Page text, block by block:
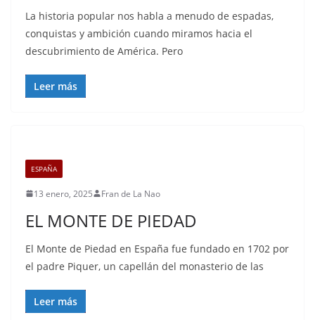
La historia popular nos habla a menudo de espadas,
conquistas y ambición cuando miramos hacia el
descubrimiento de América. Pero
Leer más
ESPAÑA
13 enero, 2025 Fran de La Nao
EL MONTE DE PIEDAD
El Monte de Piedad en España fue fundado en 1702 por
el padre Piquer, un capellán del monasterio de las
Leer más